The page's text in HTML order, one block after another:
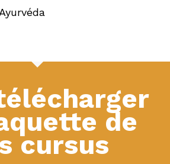
de
cursus